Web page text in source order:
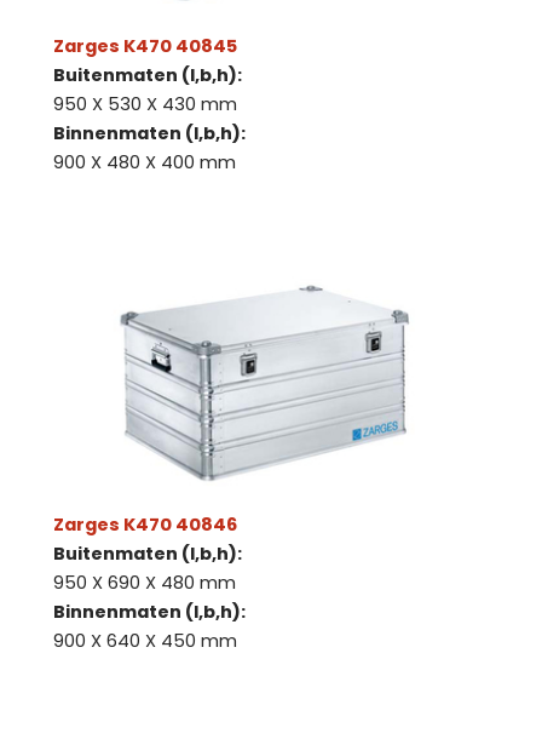
Zarges K470 40845
Buitenmaten (l,b,h):
950 X 530 X 430 mm
Binnenmaten (l,b,h):
900 X 480 X 400 mm
Zarges K470 40846
Buitenmaten (l,b,h):
950 X 690 X 480 mm
Binnenmaten (l,b,h):
900 X 640 X 450 mm